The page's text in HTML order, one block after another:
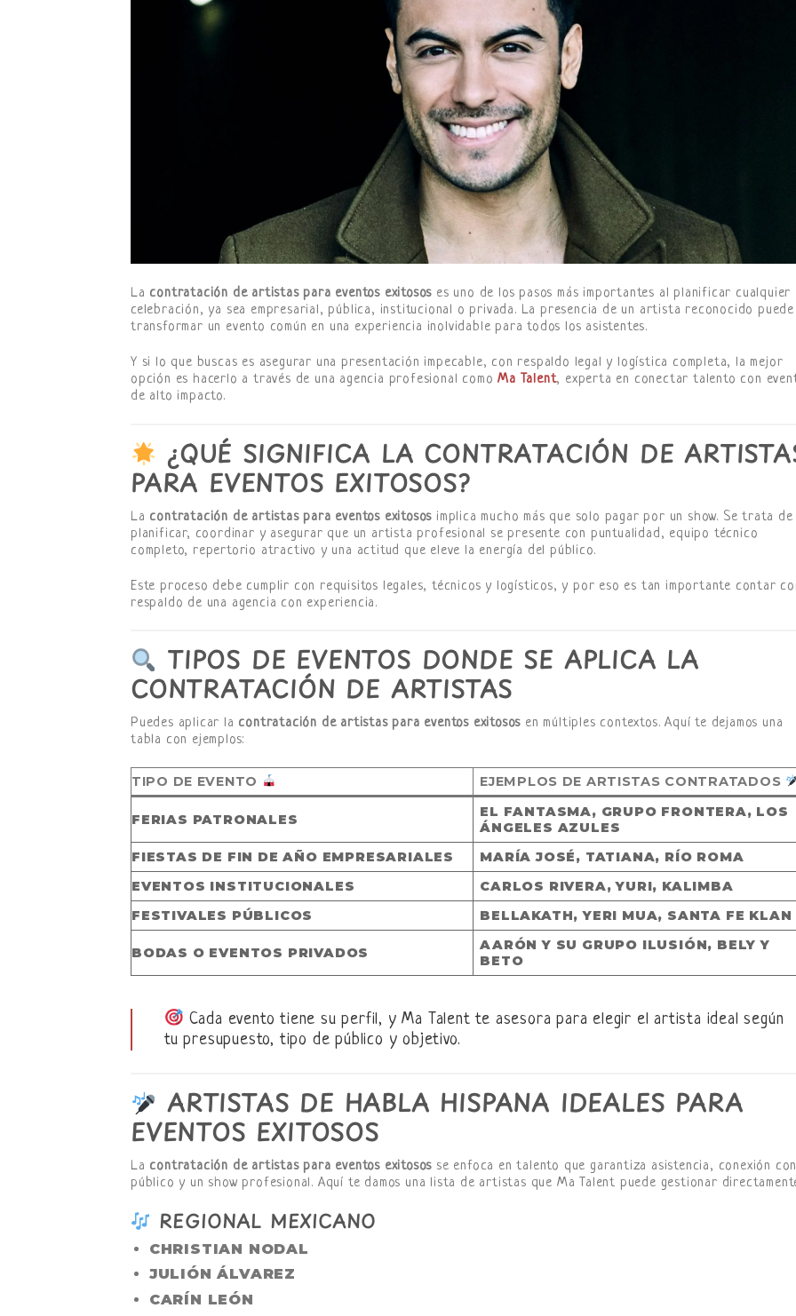
La contratación de artistas para eventos exitosos es uno de los pasos más importantes al planificar cualquier
celebración, ya sea empresarial, pública, institucional o privada. La presencia de un artista reconocido puede
transformar un evento común en una experiencia inolvidable para todos los asistentes.
Y si lo que buscas es asegurar una presentación impecable, con respaldo legal y logística completa, la mejor
opción es hacerlo a través de una agencia profesional comoMa Talent, experta en conectar talento con
de alto impacto.
¿QUÉ SIGNIFICA LA CONTRATACIÓN DE
PARA EVENTOS EXITOSOS?
La contratación de artistas para eventos exitosos implica mucho más que solo pagar por un show. Se trata de
planificar, coordinar y asegurar que un artista profesional se presente con puntualidad, equipo técnico
completo, repertorio atractivo y una actitud que eleve la energía del público.
Este proceso debe cumplir con requisitos legales, técnicos y logísticos, y por eso es tan importante contar
respaldo de una agencia con experiencia.
TIPOS DE EVENTOS DONDE SE APLICA LA
CONTRATACIÓN DE ARTISTAS
Puedes aplicar la contratación de artistas para eventos exitosos en múltiples contextos. Aquí te dejamos una
tabla con ejemplos:
TIPO DE EVENTO EJEMPLOS DE ARTISTAS CONTRATADOS
FERIAS PATRONALES
EL FANTASMA, GRUPO FRONTERA, LOS
ÁNGELES AZULES
FIESTAS DE FIN DE AÑO EMPRESARIALES
MARÍA JOSÉ, TATIANA, RÍO ROMA
EVENTOS INSTITUCIONALES
CARLOS RIVERA, YURI, KALIMBA
FESTIVALES PÚBLICOS
BELLAKATH, YERI MUA, SANTA FE KLAN
BODAS O EVENTOS PRIVADOS
AARÓN Y SU GRUPO ILUSIÓN, BELY Y
BETO
Cada evento tiene su perfil, y Ma Talent te asesora para elegir el artista ideal según
tu presupuesto, tipo de público y objetivo.
ARTISTAS DE HABLA HISPANA IDEALES PARA
EVENTOS EXITOSOS
La contratación de artistas para eventos exitosos se enfoca en talento que garantiza asistencia, conexión
público y un show profesional. Aquí te damos una lista de artistas que Ma Talent puede gestionar
REGIONAL MEXICANO
CHRISTIAN NODAL
JULIÓN ÁLVAREZ
CARÍN LEÓN